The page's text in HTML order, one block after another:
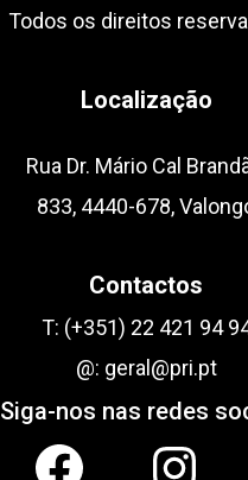
Todos os direitos
Localização
Rua Dr. Mário Cal
833, 4440-678,
Contactos
T: (+351) 22 421 94
@: geral@pri.pt
Siga-nos nas redes